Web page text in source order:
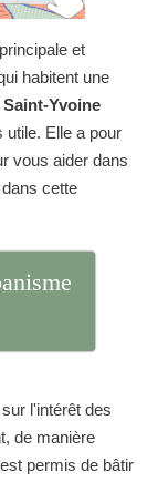
et
habitent une
Saint-Yvoine
Elle a pour
vous aider dans
cette
l'intérêt des
de manière
permis de bâtir